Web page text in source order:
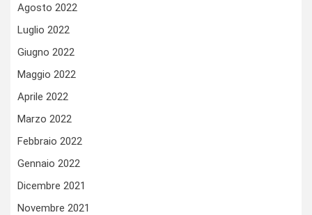
Agosto 2022
Luglio 2022
Giugno 2022
Maggio 2022
Aprile 2022
Marzo 2022
Febbraio 2022
Gennaio 2022
Dicembre 2021
Novembre 2021